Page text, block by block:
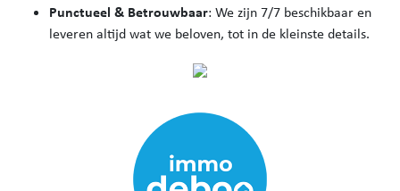
Punctueel & Betrouwbaar: We zijn 7/7 beschikbaar en
leveren altijd wat we beloven, tot in de kleinste details.